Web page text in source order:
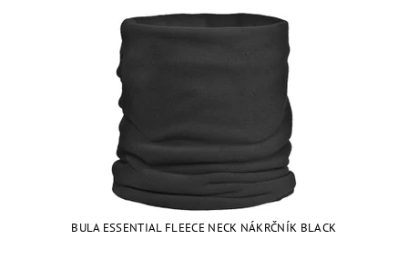
BULA ESSENTIAL FLEECE NECK NÁKRČNÍK BLACK